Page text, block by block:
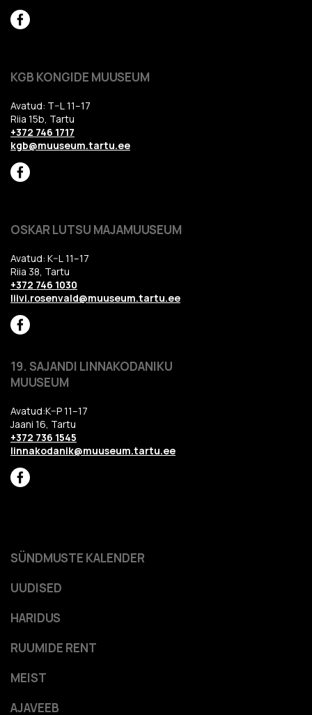
KGB KONGIDE MUUSEUM
Avatud: T–L 11–17
Riia 15b, Tartu
+372 746 1717
kgb@muuseum.tartu.ee
OSKAR LUTSU MAJAMUUSEUM
Avatud: K–L 11–17
Riia 38, Tartu
+372 746 1030
liivi.rosenvald@muuseum.tartu.ee
19. SAJANDI LINNAKODANIKU
MUUSEUM
Avatud:K–P 11–17
Jaani 16, Tartu
+372 736 1545
linnakodanik@muuseum.tartu.ee
HARIDUS
RUUMIDE RENT
MEIST
AJAVEEB
SÜNDMUSTE KALENDER
UUDISED